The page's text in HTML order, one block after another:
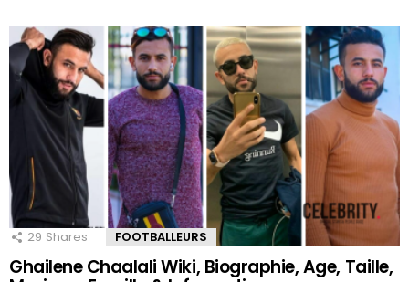
29 Shares FOOTBALLEURS
Ghailene Chaalali Wiki, Biographie, Age, Taille,